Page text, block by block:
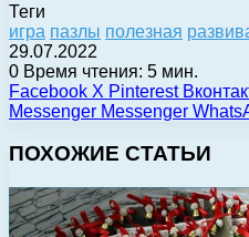
Теги
игра пазлы полезная
29.07.2022
0 Время чтения: 5 мин.
Facebook X Pinterest
Messenger Messenger
ПОХОЖИЕ СТАТЬИ